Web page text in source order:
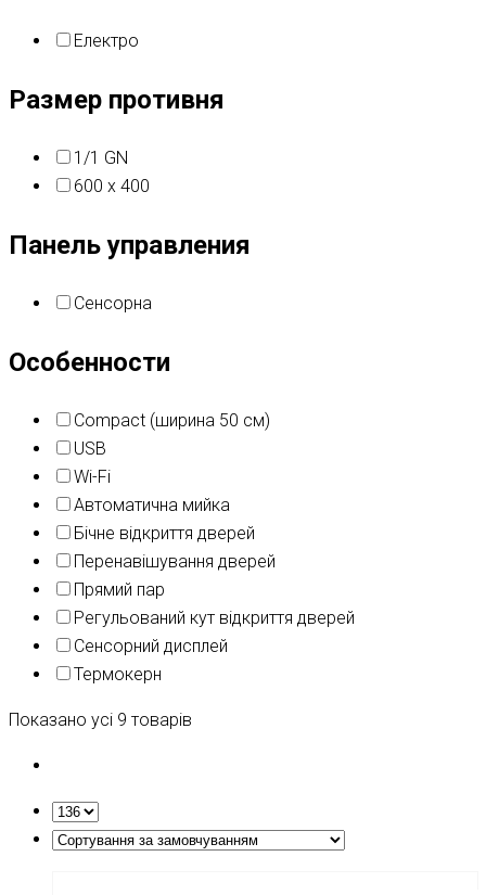
Електро
Размер противня
1/1 GN
600 x 400
Панель управления
Сенсорна
Особенности
Compact (ширина 50 см)
USB
Wi-Fi
Автоматична мийка
Бічне відкриття дверей
Перенавішування дверей
Прямий пар
Регульований кут відкриття дверей
Сенсорний дисплей
Термокерн
Показано усі 9 товарів